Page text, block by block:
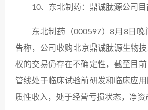
10、东北制药：鼎诚肽源公司
东北制药（000597）8月8日晚
告称，公司收购北京鼎诚肽源生物
权的交易仍存在不确定性，截至目
管线处于临床试验前研发和临床应
质性收入，处于经营亏损状态，净资